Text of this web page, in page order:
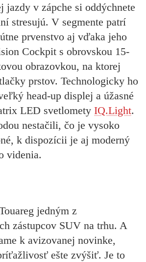
jazdy v zápche si oddýchnete
stresujú. V segmente patrí
prvenstvo aj vďaka jeho
Cockpit s obrovskou 15-
obrazovkou, na ktorej
prstov. Technologicky ho
head-up displej a úžasné
LED svetlomety IQ.Light.
nestačili, čo je vysoko
k dispozícii je aj moderný
videnia.
jedným z
zástupcov SUV na trhu. A
k avizovanej novinke,
ešte zvýšiť. Je to